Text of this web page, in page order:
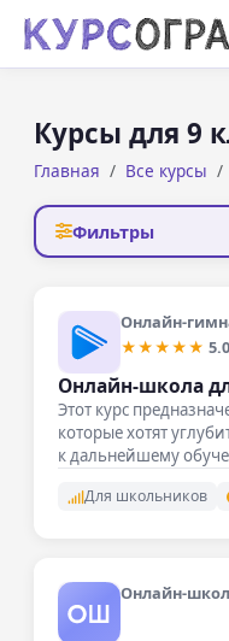
Курсы для 9
Главная Все курсы
Фильтры
Онлайн-
★★★★★ 5.0
Онлайн-школа
Этот курс
которые хотят
к дальнейшему
Для школьников
Онлайн-